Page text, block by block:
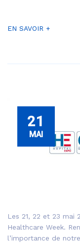
EN SAVOIR +
21
MAI
Les 21, 22 et 23 mai
Healthcare Week.
l’importance de